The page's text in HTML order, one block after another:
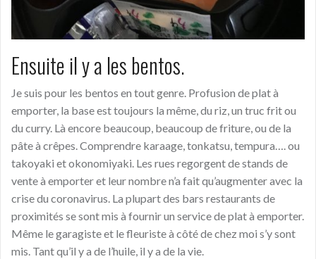
Ensuite il y a les bentos.
Je suis pour les bentos en tout genre. Profusion de plat à
emporter, la base est toujours la même, du riz, un truc frit ou
du curry. Là encore beaucoup, beaucoup de friture, ou de la
pâte à crêpes. Comprendre karaage, tonkatsu, tempura…. ou
takoyaki et okonomiyaki. Les rues regorgent de stands de
vente à emporter et leur nombre n’a fait qu’augmenter avec la
crise du coronavirus. La plupart des bars restaurants de
proximités se sont mis à fournir un service de plat à emporter.
Même le garagiste et le fleuriste à côté de chez moi s’y sont
mis. Tant qu’il y a de l’huile, il y a de la vie.